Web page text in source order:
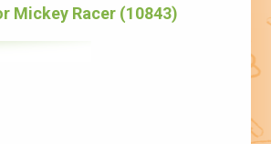
Mickey Racer (10843)